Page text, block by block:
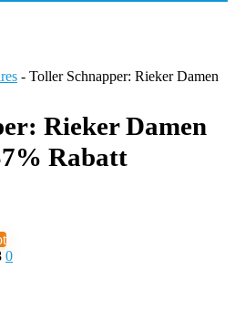
- Toller Schnapper: Rieker Damen
Rieker Damen
Rabatt
0